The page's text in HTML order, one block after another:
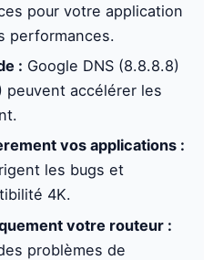
pour votre application
performances.
: Google DNS (8.8.8.8)
peuvent accélérer les
vos applications :
les bugs et
4K.
votre routeur :
problèmes de